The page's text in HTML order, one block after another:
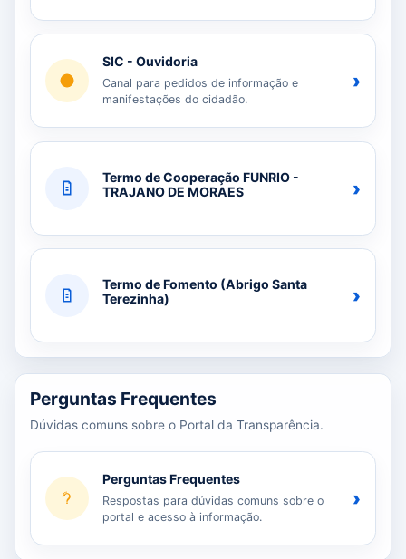
SIC - Ouvidoria
Canal para pedidos de informação e
manifestações do cidadão.
›
Termo de Cooperação FUNRIO -
TRAJANO DE MORAES
›
Termo de Fomento (Abrigo Santa
Terezinha)
›
Perguntas Frequentes
Dúvidas comuns sobre o Portal da Transparência.
Perguntas Frequentes
Respostas para dúvidas comuns sobre o
portal e acesso à informação.
›